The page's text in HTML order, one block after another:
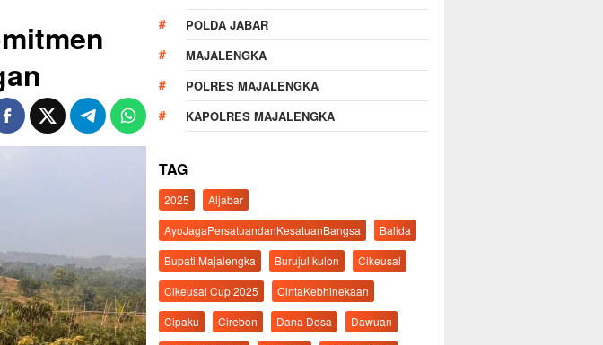
POLDA JABAR
MAJALENGKA
POLRES MAJALENGKA
KAPOLRES MAJALENGKA
TAG
2025
Aljabar
AyoJagaPersatuandanKesatuanBangsa
Balida
Bupati Majalengka
Burujul kulon
Cikeusal
Cikeusal Cup 2025
CintaKebhinekaan
Cipaku
Cirebon Dana Desa
Dawuan